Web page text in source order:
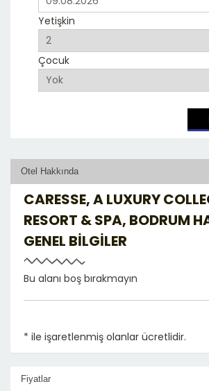
Yetişkin
Çocuk
Otel Hakkında
CARESSE, A LUXURY
RESORT & SPA, BODRUM
GENEL BILGILER
Bu alanı boş bırakmayın
* ile işaretlenmiş olanlar ücretlidir.
Fiyatlar